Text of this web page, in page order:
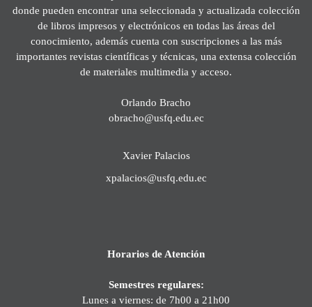
donde pueden encontrar una seleccionada y actualizada colección
de libros impresos y electrónicos en todas las áreas del
conocimiento, además cuenta con suscripciones a las más
importantes revistas científicas y técnicas, una extensa colección
de materiales multimedia y acceso.
Orlando Bracho
obracho@usfq.edu.ec
Xavier Palacios
xpalacios@usfq.edu.ec
Horarios de Atención
Semestres regulares:
Lunes a viernes: de 7h00 a 21h00